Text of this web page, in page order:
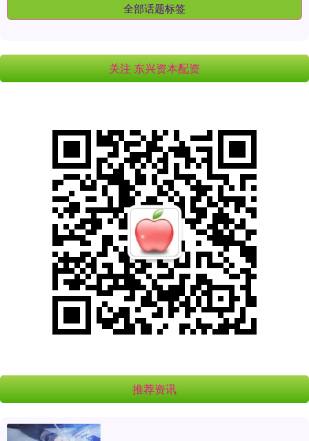
全部话题标签
关注 东兴资本配资
推荐资讯